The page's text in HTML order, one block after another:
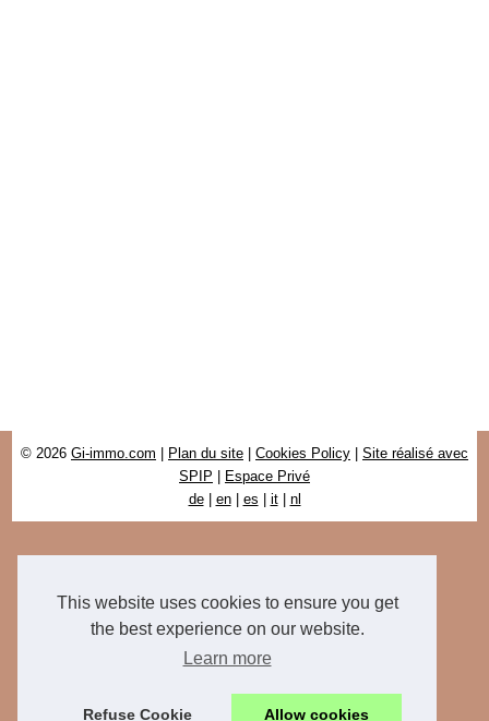
This website uses cookies to ensure you get
the best experience on our website.
Learn more
Refuse Cookie Allow cookies
© 2026 Gi-immo.com | Plan du site | Cookies Policy | Site réalisé avec
SPIP | Espace Privé
de| en| es | it| nl